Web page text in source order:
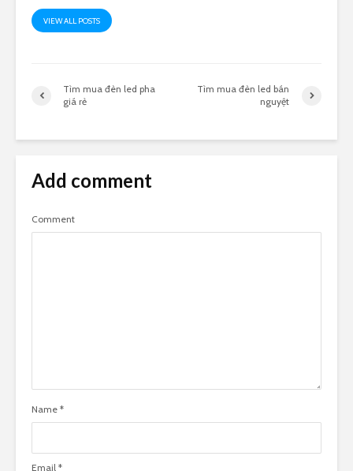
VIEW ALL POSTS
Tìm mua đèn led pha
giá rẻ
Tìm mua đèn led bán
nguyệt
Add comment
Comment
Name *
Email *